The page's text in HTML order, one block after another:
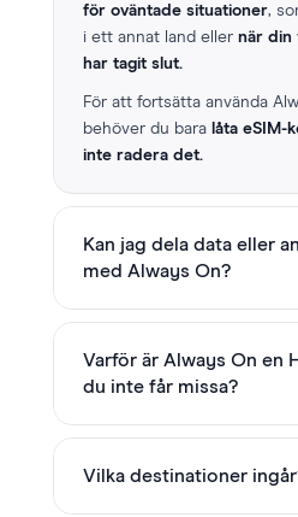
för oväntade situationer,
i ett annat land eller när din
har tagit slut.
För att fortsätta använda
behöver du bara låta eSIM-
inte radera det.
Kan jag dela data eller
med Always On?
Nej, hotspot och datadelning
utformad för personligt bruk på
Varför är Always On en
du inte får missa?
Det är en exklusiv Holafly-
Vilka destinationer